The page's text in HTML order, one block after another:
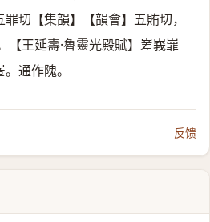
切【集韻】【韻會】五賄切，
【王延壽·魯靈光殿賦】嵳峩㠑
通作隗。
反馈